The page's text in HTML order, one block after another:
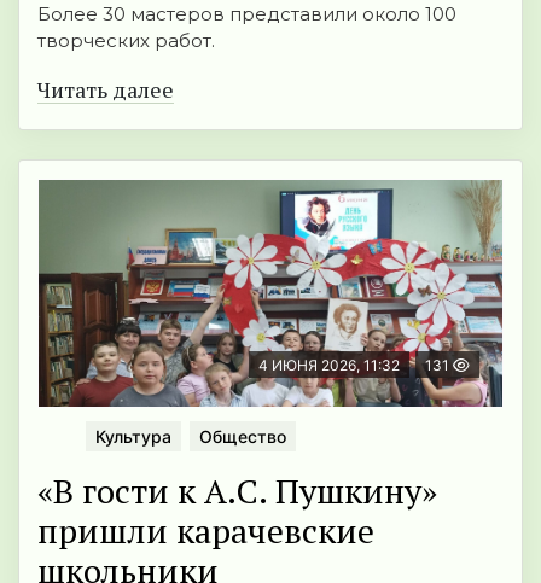
Более 30 мастеров представили около 100
творческих работ.
Читать далее
4 ИЮНЯ 2026, 11:32 131
Культура Общество
«В гости к А.С. Пушкину»
пришли карачевские
школьники